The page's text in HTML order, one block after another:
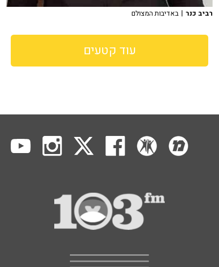
רביב כנר | באדיבות המצולם
עוד קטעים